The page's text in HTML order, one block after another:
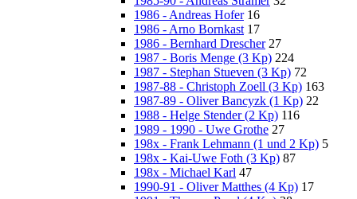
1986 - Andreas Hofer 16
1986 - Arno Bornkast 17
1986 - Bernhard Drescher 27
1987 - Boris Menge (3 Kp) 224
1987 - Stephan Stueven (3 Kp) 72
1987-88 - Christoph Zoell (3 Kp) 163
1987-89 - Oliver Bancyzk (1 Kp) 22
1988 - Helge Stender (2 Kp) 116
1989 - 1990 - Uwe Grothe 27
198x - Frank Lehmann (1 und 2 Kp) 5
198x - Kai-Uwe Foth (3 Kp) 87
198x - Michael Karl 47
1990-91 - Oliver Matthes (4 Kp) 17